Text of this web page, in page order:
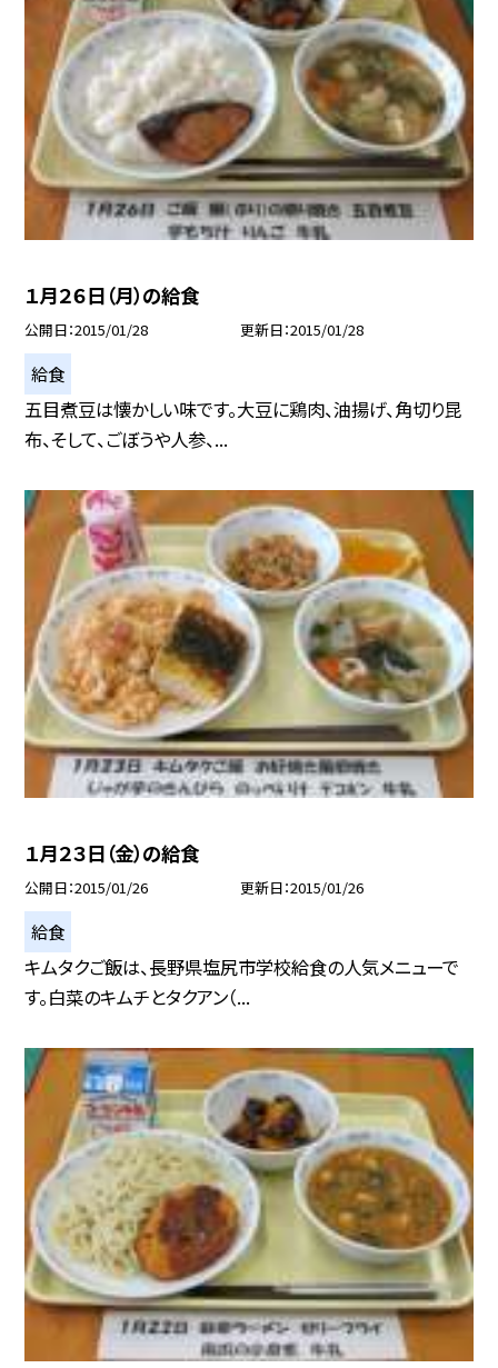
１月２６日（月）の給食
公開日 2015/01/28 更新日 2015/01/28
給食
五目煮豆は懐かしい味です。大豆に鶏肉、油揚げ、角切り昆
布、そして、ごぼうや人参、...
１月２３日（金）の給食
公開日 2015/01/26 更新日 2015/01/26
給食
キムタクご飯は、長野県塩尻市学校給食の人気メニューで
す。白菜のキムチとタクアン（...